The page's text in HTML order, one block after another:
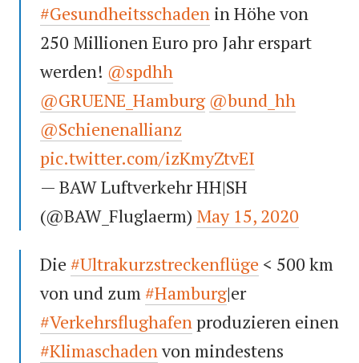
#Gesundheitsschaden in Höhe von
250 Millionen Euro pro Jahr erspart
werden! @spdhh
@GRUENE_Hamburg @bund_hh
@Schienenallianz
pic.twitter.com/izKmyZtvEI
— BAW Luftverkehr HH|SH
(@BAW_Fluglaerm) May 15, 2020
Die #Ultrakurzstreckenflüge < 500 km
von und zum #Hamburg|er
#Verkehrsflughafen produzieren einen
#Klimaschadenvon mindestens